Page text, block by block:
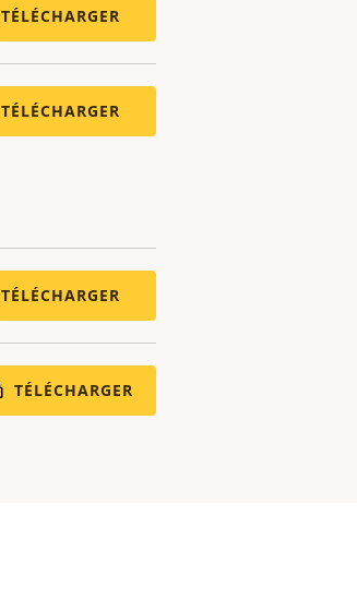
TÉLÉCHARGER
TÉLÉCHARGER
TÉLÉCHARGER
TÉLÉCHARGER